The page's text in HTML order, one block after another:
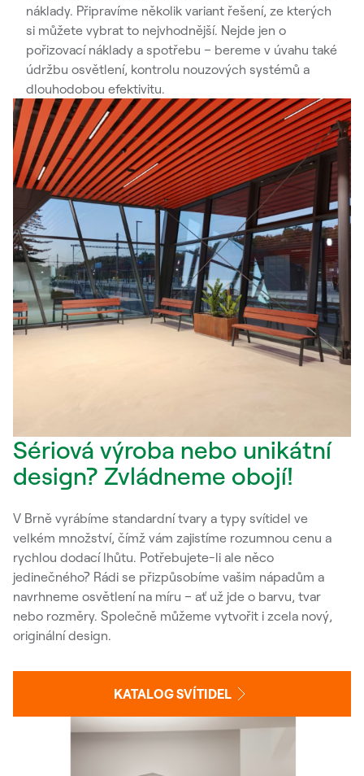
náklady. Připravíme několik variant řešení, ze kterých
si můžete vybrat to nejvhodnější. Nejde jen o
pořizovací náklady a spotřebu – bereme v úvahu také
údržbu osvětlení, kontrolu nouzových systémů a
dlouhodobou efektivitu.
Sériová výroba nebo unikátní
design? Zvládneme obojí!
V Brně vyrábíme standardní tvary a typy svítidel ve
velkém množství, čímž vám zajistíme rozumnou cenu a
rychlou dodací lhůtu. Potřebujete-li ale něco
jedinečného? Rádi se přizpůsobíme vašim nápadům a
navrhneme osvětlení na míru – ať už jde o barvu, tvar
nebo rozměry. Společně můžeme vytvořit i zcela nový,
originální design.
KATALOG SVÍTIDEL